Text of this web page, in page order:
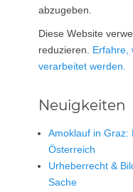
abzugeben.
Diese Website
reduzieren. Erfahre,
verarbeitet werden.
Neuigkeiten
Amoklauf in Graz:
Österreich
Urheberrecht &
Sache